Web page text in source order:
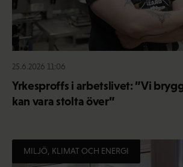
25.6.2026 11:06
Yrkesproffs i arbetslivet: ”Vi
kan vara stolta över”
MILJÖ, KLIMAT OCH ENERGI